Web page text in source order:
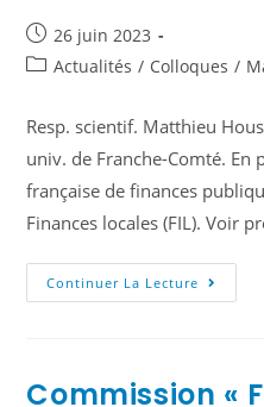
26 juin 2023
Actualités / Colloques /
Resp. scientif. Matthieu
univ. de Franche-Comté. En
française de finances
Finances locales (FIL). Voir
Continuer La Lecture
Commission «